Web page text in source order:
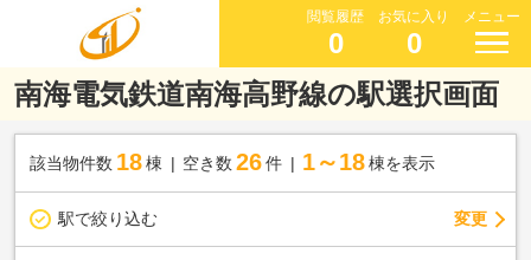
閲覧履歴
0
お気に入り
0
メニュー
南海電気鉄道南海高野線の駅選択画面
該当物件数 18棟 空き数 26 件 1～18 棟を表示
駅で絞り込む 変更